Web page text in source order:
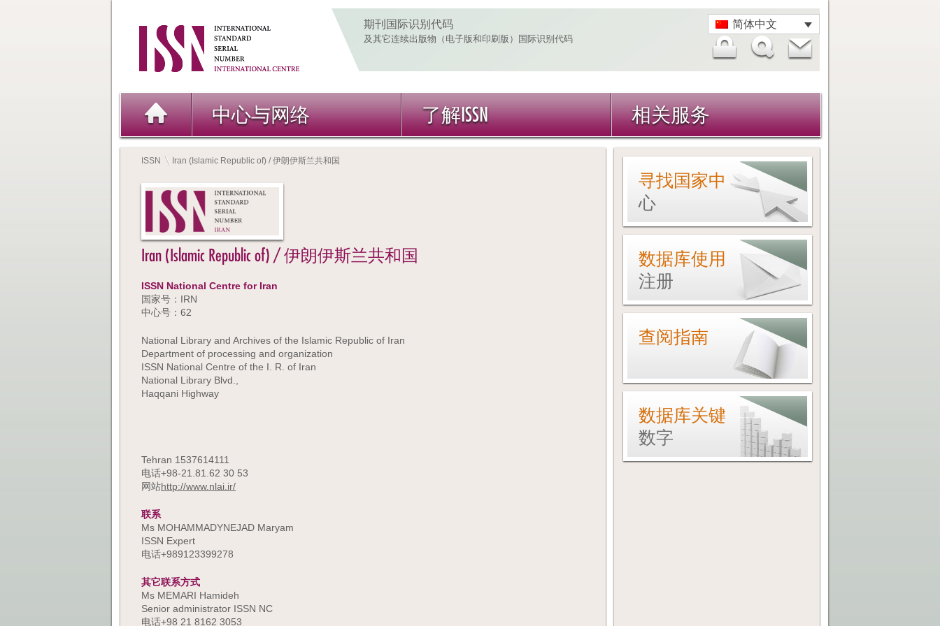
期刊国际识别代码
及其它连续出版物（电子版和印刷版）国际识别代码
简体中文
中心与网络 了解ISSN 相关服务
ISSN Iran (Islamic Republic of) / 伊朗伊斯兰共和国
Iran (Islamic Republic of) / 伊朗伊斯兰共和国
ISSN National Centre for Iran
国家号：IRN
中心号：62
National Library and Archives of the Islamic Republic of Iran
Department of processing and organization
ISSN National Centre of the I. R. of Iran
National Library Blvd.,
Haqqani Highway
Tehran 1537614111
电话+98-21.81.62 30 53
网站http://www.nlai.ir/
联系
Ms MOHAMMADYNEJAD Maryam
ISSN Expert
电话+989123399278
其它联系方式
Ms MEMARI Hamideh
Senior administrator ISSN NC
电话+98 21 8162 3053
寻找国家中
心
数据库使用
注册
查阅指南
数据库关键
数字